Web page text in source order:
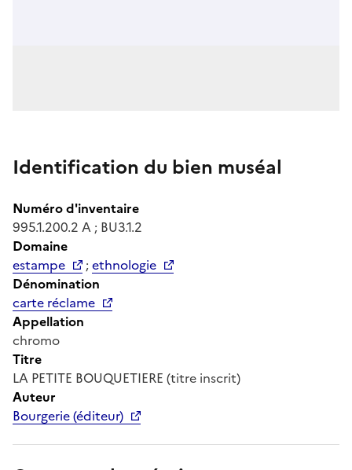
Identification du bien muséal
Numéro d'inventaire
995.1.200.2 A ; BU3.1.2
Domaine
estampe
;ethnologie
Dénomination
carte réclame
Appellation
chromo
Titre
LA PETITE BOUQUETIERE (titre inscrit)
Auteur
Bourgerie (éditeur)